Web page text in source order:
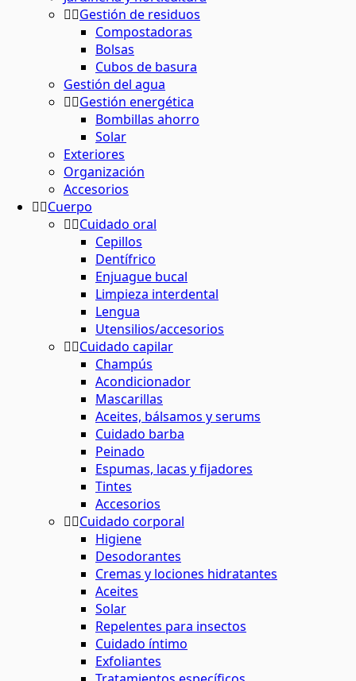
Gestión de residuos
Compostadoras
Bolsas
Cubos de basura
Gestión del agua
Gestión energética
Bombillas ahorro
Solar
Exteriores
Organización
Accesorios
Cuerpo
Cuidado oral
Cepillos
Dentífrico
Enjuague bucal
Limpieza interdental
Lengua
Utensilios/accesorios
Cuidado capilar
Champús
Acondicionador
Mascarillas
Aceites, bálsamos y serums
Cuidado barba
Peinado
Espumas, lacas y fijadores
Tintes
Accesorios
Cuidado corporal
Higiene
Desodorantes
Cremas y lociones hidratantes
Aceites
Solar
Repelentes para insectos
Cuidado íntimo
Exfoliantes